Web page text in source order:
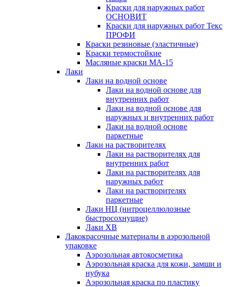
Краски для наружных работ
ОСНОВИТ
Краски для наружных работ Текс
ПРОФИ
Краски резиновые (эластичные)
Краски термостойкие
Масляные краски МА-15
Лаки
Лаки на водной основе
Лаки на водной основе для
внутренних работ
Лаки на водной основе для
наружных и внутренних работ
Лаки на водной основе
паркетные
Лаки на растворителях
Лаки на растворителях для
внутренних работ
Лаки на растворителях для
наружных работ
Лаки на растворителях
паркетные
Лаки НЦ (нитроцеллюлозные
быстросохнущие)
Лаки ХВ
Лакокрасочные материалы в аэрозольной
упаковке
Аэрозольная автокосметика
Аэрозольная краска для кожи, замши и
нубука
Аэрозольная краска по пластику